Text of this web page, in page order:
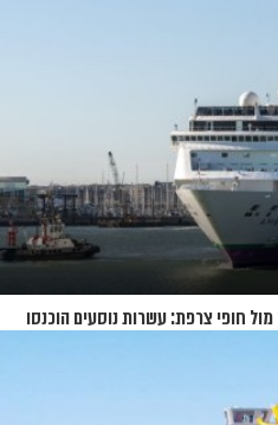
חופי צרפת: עשרות נוסעים הוכנסו